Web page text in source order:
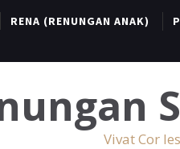
RENA (RENUNGAN ANAK)
Vivat Cor